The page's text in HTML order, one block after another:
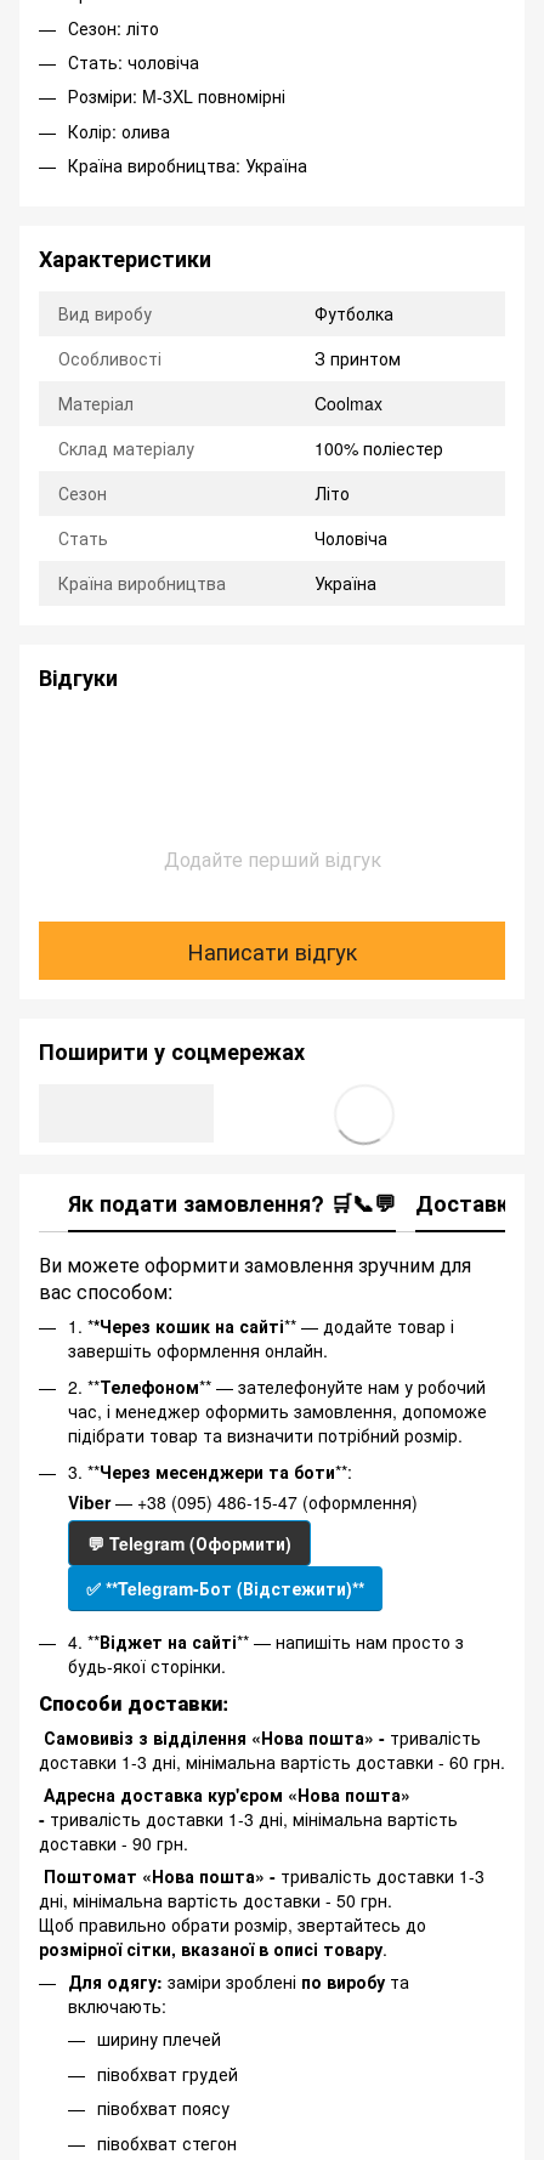
Сезон: літо
Стать: чоловіча
Розміри: M-3XL повномірні
Колір: олива
Країна виробництва: Україна
Характеристики
Вид виробу
Футболка
Особливості
З принтом
Матеріал
Coolmax
Склад матеріалу
100% поліестер
Сезон
Літо
Стать
Чоловіча
Країна виробництва
Україна
Відгуки
Додайте перший відгук
Написати відгук
Поширити у соцмережах
Як подати замовлення? 🛒📞💬 Доставка
Ви можете оформити замовлення зручним для
вас способом:
1. **Через кошик на сайті** — додайте товар і
завершіть оформлення онлайн.
2. **Телефоном** — зателефонуйте нам у робочий
час, і менеджер оформить замовлення, допоможе
підібрати товар та визначити потрібний розмір.
3. **Через месенджери та боти**:
Viber— +38 (095) 486-15-47 (оформлення)
💬 Telegram (Оформити)
✅ **Telegram-Бот (Відстежити)**
4. **Віджет на сайті** — напишіть нам просто з
будь-якої сторінки.
Способи доставки:
Самовивіз з відділення «Нова пошта» - тривалість
доставки 1-3 дні, мінімальна вартість доставки - 60 грн.
Адресна доставка кур'єром «Нова пошта»
- тривалість доставки 1-3 дні, мінімальна вартість
доставки - 90 грн.
Поштомат «Нова пошта» - тривалість доставки 1-3
дні, мінімальна вартість доставки - 50 грн.
Щоб правильно обрати розмір, звертайтесь до
розмірної сітки, вказаної в описі товару.
Для одягу: заміри зроблені по виробу та
включають:
ширину плечей
півобхват грудей
півобхват поясу
півобхват стегон